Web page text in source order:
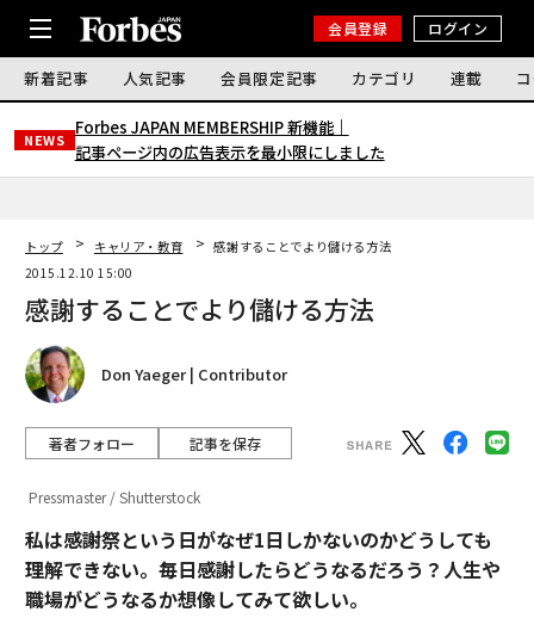
会員登録 ログイン
新着記事 人気記事 会員限定記事 カテゴリ 連載
NEWS
Forbes JAPAN MEMBERSHIP 新機能｜
記事ページ内の広告表示を最小限にしました
トップ キャリア・教育
感謝することでより儲ける方法
2015.12.10 15:00
感謝することでより儲ける方法
Don Yaeger | Contributor
著者フォロー 記事を保存
Pressmaster / Shutterstock
私は感謝祭という日がなぜ1日しかないのかどうしても
理解できない。毎日感謝したらどうなるだろう？人生や
職場がどうなるか想像してみて欲しい。